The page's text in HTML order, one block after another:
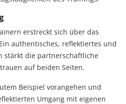
erstreckt sich über das
authentisches, reflektiertes und
stärkt die partnerschaftliche
auf beiden Seiten.
Beispiel vorangehen und
Umgang mit eigenen